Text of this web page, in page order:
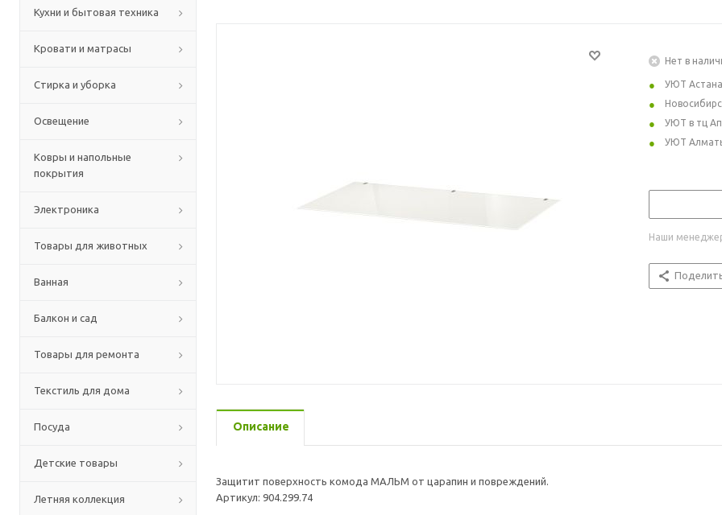
Кухни и бытовая техника
Кровати и матрасы
Стирка и уборка
Освещение
Ковры и напольные
покрытия
Электроника
Товары для животных
Ванная
Балкон и сад
Товары для ремонта
Текстиль для дома
Посуда
Детские товары
Летняя коллекция
Нет в
УЮТ Астана
УЮТ в тц
УЮТ
Наши
Описание
Защитит поверхность комода МАЛЬМ от царапин и повреждений.
Артикул: 904.299.74